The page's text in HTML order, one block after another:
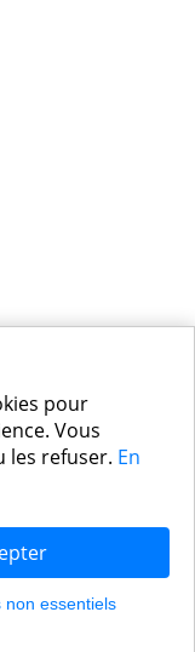
pour
Vous
les refuser. En
non essentiels